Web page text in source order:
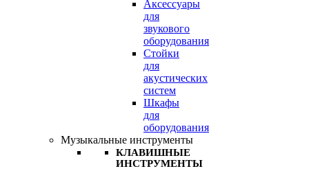
Аксессуары
для
звукового
оборудования
Стойки
для
акустических
систем
Шкафы
для
оборудования
Музыкальные инструменты
КЛАВИШНЫЕ
ИНСТРУМЕНТЫ